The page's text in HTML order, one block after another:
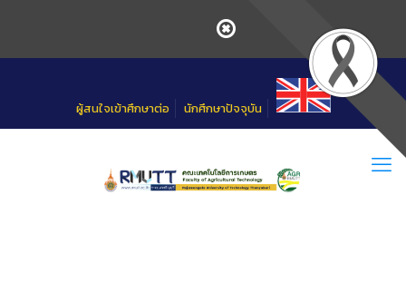
ผู้สนใจเข้าศึกษาต่อ นักศึกษาปัจจุบัน